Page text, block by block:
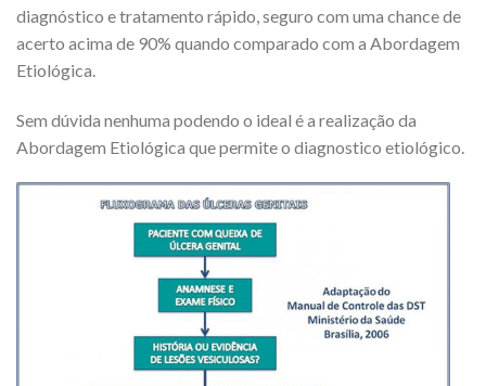
diagnóstico e tratamento rápido, seguro com uma chance de
acerto acima de 90% quando comparado com a Abordagem
Etiológica.
Sem dúvida nenhuma podendo o ideal é a realização da
Abordagem Etiológica que permite o diagnostico etiológico.